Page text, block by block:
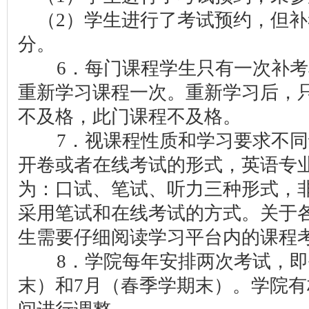
（2）学生进行了考试预约，但
分。
6．每门课程学生只有一次补考
重新学习课程一次。重新学习后，
不及格，此门课程不及格。
7．视课程性质和学习要求不同
开卷或者在线考试的形式，英语专
为：口试、笔试、听力三种形式，
采用笔试和在线考试的方式。关于
生需要仔细阅读学习平台内的课程
8．学院每年安排两次考试，即
末）和7月（春季学期末）。学院